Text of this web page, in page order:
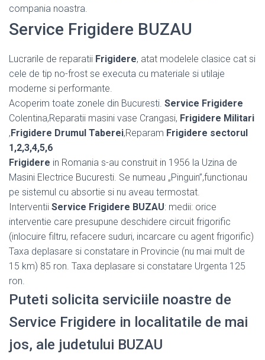
compania noastra.
Service Frigidere BUZAU
Lucrarile de reparatii Frigidere, atat modelele clasice cat si
cele de tip no-frost se executa cu materiale si utilaje
moderne si performante.
Acoperim toate zonele din Bucuresti. Service Frigidere
Colentina,Reparatii masini vase Crangasi, Frigidere Militari
,Frigidere Drumul Taberei,Reparam Frigidere sectorul
1,2,3,4,5,6
Frigidere in Romania s-au construit in 1956 la Uzina de
Masini Electrice Bucuresti. Se numeau „Pinguin”,functionau
pe sistemul cu absortie si nu aveau termostat.
Interventii Service Frigidere BUZAU: medii: orice
interventie care presupune deschidere circuit frigorific
(inlocuire filtru, refacere suduri, incarcare cu agent frigorific)
Taxa deplasare si constatare in Provincie (nu mai mult de
15 km) 85 ron. Taxa deplasare si constatare Urgenta 125
ron.
Puteti solicita serviciile noastre de
Service Frigidere in localitatile de mai
jos, ale judetului BUZAU